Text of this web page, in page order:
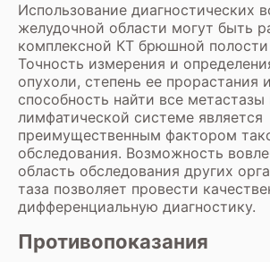
Использование диагностических
желудочной области могут быть
комплексной КТ брюшной полости
Точность измерения и
опухоли, степень ее прорастания
способность найти все метастазы
лимфатической системе является
преимущественным фактором
обследования. Возможность
область обследования других
таза позволяет провести
дифференциальную диагностику.
Противопоказания